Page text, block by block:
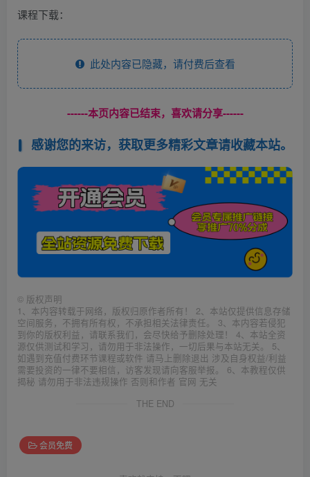
课程下载：
此处内容已隐藏，请付费后查看
------本页内容已结束，喜欢请分享------
感谢您的来访，获取更多精彩文章请收藏本站。
© 版权声明
1、本内容转载于网络，版权归原作者所有！ 2、本站仅提供信息存储
空间服务，不拥有所有权，不承担相关法律责任。 3、本内容若侵犯
到你的版权利益，请联系我们，会尽快给予删除处理！ 4、本站全资
源仅供测试和学习，请勿用于非法操作，一切后果与本站无关。 5、
如遇到充值付费环节课程或软件 请马上删除退出 涉及自身权益/利益
需要投资的一律不要相信，访客发现请向客服举报。 6、本教程仅供
揭秘 请勿用于非法违规操作 否则和作者 官网 无关
THE END
会员免费